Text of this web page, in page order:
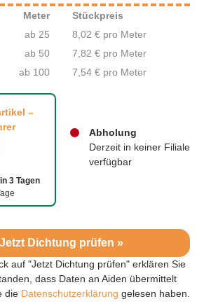
Jetzt Dichtung prüfen »
auf "Jetzt Dichtung prüfen" erklären Sie
dass Daten an Aiden übermittelt
dieDatenschutzerklärung gelesen haben.
–
3 Tagen
Abholung
Derzeit in keiner Filiale
verfügbar
Meter
Stückpreis
ab 25
8,02 € pro Meter
ab 50
7,82 € pro Meter
ab 100
7,54 € pro Meter